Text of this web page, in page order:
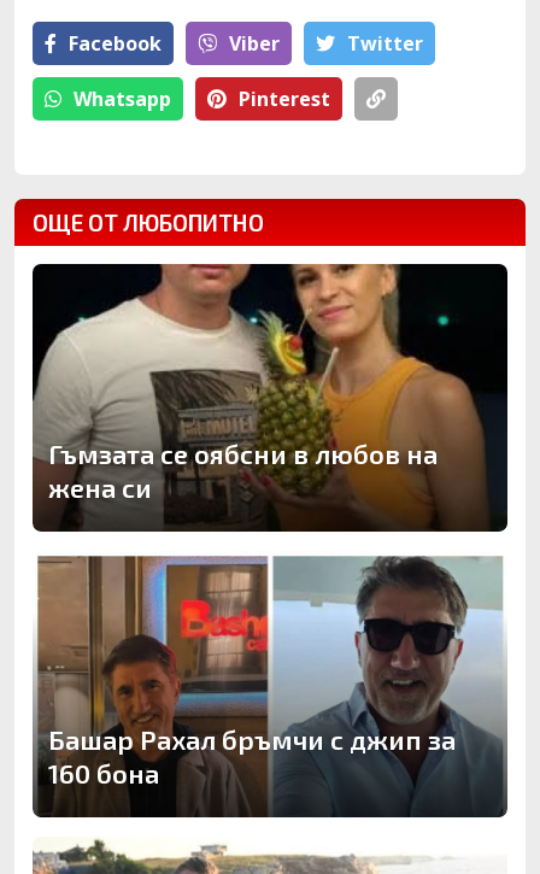
Facebook Viber Тwitter
Whatsapp Pinterest
ОЩЕ ОТ ЛЮБОПИТНО
Гъмзата се оябсни в любов на
жена си
Башар Рахал бръмчи с джип за
160 бона